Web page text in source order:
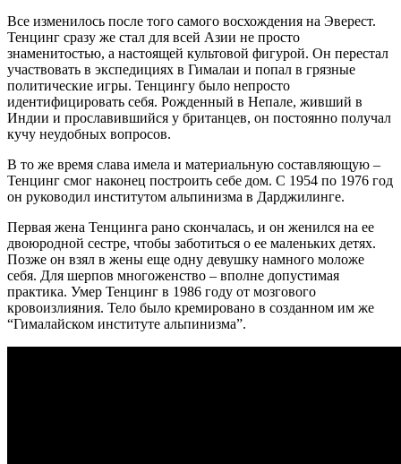
Все изменилось после того самого восхождения на Эверест.
Тенцинг сразу же стал для всей Азии не просто
знаменитостью, а настоящей культовой фигурой. Он перестал
участвовать в экспедициях в Гималаи и попал в грязные
политические игры. Тенцингу было непросто
идентифицировать себя. Рожденный в Непале, живший в
Индии и прославившийся у британцев, он постоянно получал
кучу неудобных вопросов.
В то же время слава имела и материальную составляющую –
Тенцинг смог наконец построить себе дом. С 1954 по 1976 год
он руководил институтом альпинизма в Дарджилинге.
Первая жена Тенцинга рано скончалась, и он женился на ее
двоюродной сестре, чтобы заботиться о ее маленьких детях.
Позже он взял в жены еще одну девушку намного моложе
себя. Для шерпов многоженство – вполне допустимая
практика. Умер Тенцинг в 1986 году от мозгового
кровоизлияния. Тело было кремировано в созданном им же
“Гималайском институте альпинизма”.